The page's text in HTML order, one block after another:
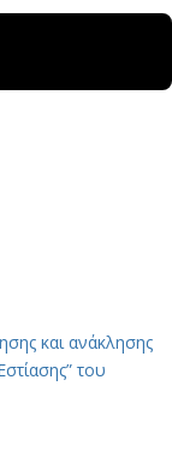
και ανάκλησης
του